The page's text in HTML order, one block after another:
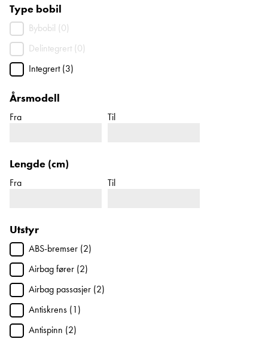
Type bobil
Bybobil (0)
Delintegrert (0)
Integrert (3)
Årsmodell
Fra Til
Lengde (cm)
Fra Til
Utstyr
ABS-bremser (2)
Airbag fører (2)
Airbag passasjer (2)
Antiskrens (1)
Antispinn (2)